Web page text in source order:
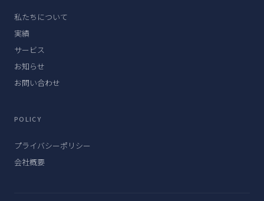
私たちについて
実績
サービス
お知らせ
お問い合わせ
POLICY
プライバシーポリシー
会社概要